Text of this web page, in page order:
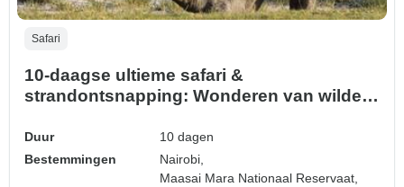
Safari
10-daagse ultieme safari &
strandontsnapping: Wonderen van wilde
Duur
10 dagen
Bestemmingen
Nairobi,
Maasai Mara Nationaal Reservaat,